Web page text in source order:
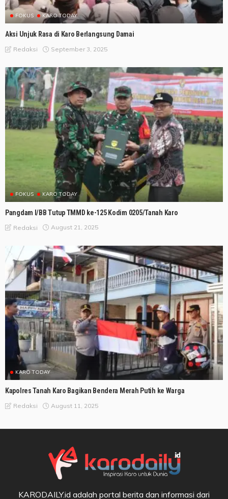
FOKUS KARO TODAY
Aksi Unjuk Rasa di Karo Berlangsung Damai
Redaksi September 3, 2025
FOKUS KARO TODAY
Pangdam I/BB Tutup TMMD ke-125 Kodim 0205/Tanah Karo
Redaksi August 21, 2025
KARO TODAY
Kapolres Tanah Karo Bagikan Bendera Merah Putih ke Warga
Redaksi August 11, 2025
KARODAILY.id adalah portal berita dan informasi dari